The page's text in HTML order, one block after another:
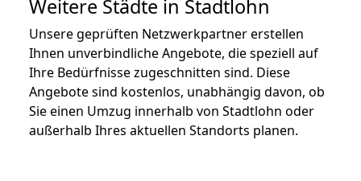
Weitere Städte in Stadtlohn
Unsere geprüften Netzwerkpartner erstellen
Ihnen unverbindliche Angebote, die speziell auf
Ihre Bedürfnisse zugeschnitten sind. Diese
Angebote sind kostenlos, unabhängig davon, ob
Sie einen Umzug innerhalb von Stadtlohn oder
außerhalb Ihres aktuellen Standorts planen.